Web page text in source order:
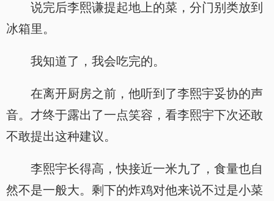
说完后李熙谦提起地上的菜，分门别类放到
冰箱里。
我知道了，我会吃完的。
在离开厨房之前，他听到了李熙宇妥协的声
音。才终于露出了一点笑容，看李熙宇下次还敢
不敢提出这种建议。
李熙宇长得高，快接近一米九了，食量也自
然不是一般大。剩下的炸鸡对他来说不过是小菜